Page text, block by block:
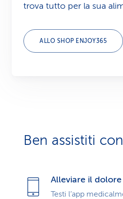
trova tutto per la sua
ALLO SHOP ENJOY365
Ben assistiti
Alleviare il dolore
Testi l’app